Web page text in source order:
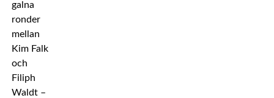
galna
ronder
mellan
Kim Falk
och
Filiph
Waldt –